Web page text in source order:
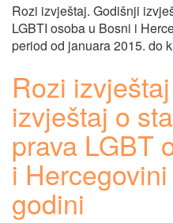
Rozi izvještaj. Godišnji
LGBTI osoba u Bosni i
period od januara 2015. do
Rozi
izvještaj o
prava LGBT
i
godini